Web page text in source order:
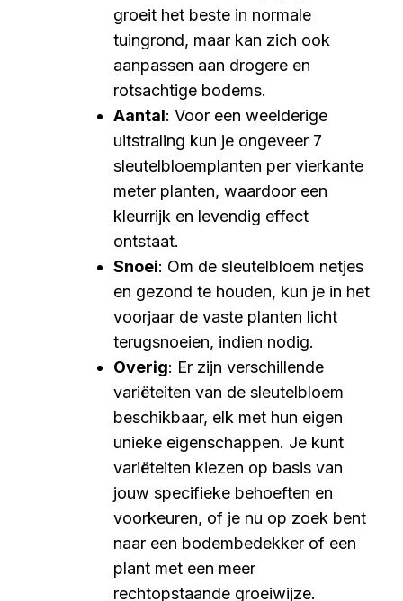
groeit het beste in normale
tuingrond, maar kan zich ook
aanpassen aan drogere en
rotsachtige bodems.
Aantal: Voor een weelderige
uitstraling kun je ongeveer 7
sleutelbloemplanten per vierkante
meter planten, waardoor een
kleurrijk en levendig effect
ontstaat.
Snoei: Om de sleutelbloem netjes
en gezond te houden, kun je in het
voorjaar de vaste planten licht
terugsnoeien, indien nodig.
Overig: Er zijn verschillende
variëteiten van de sleutelbloem
beschikbaar, elk met hun eigen
unieke eigenschappen. Je kunt
variëteiten kiezen op basis van
jouw specifieke behoeften en
voorkeuren, of je nu op zoek bent
naar een bodembedekker of een
plant met een meer
rechtopstaande groeiwijze.